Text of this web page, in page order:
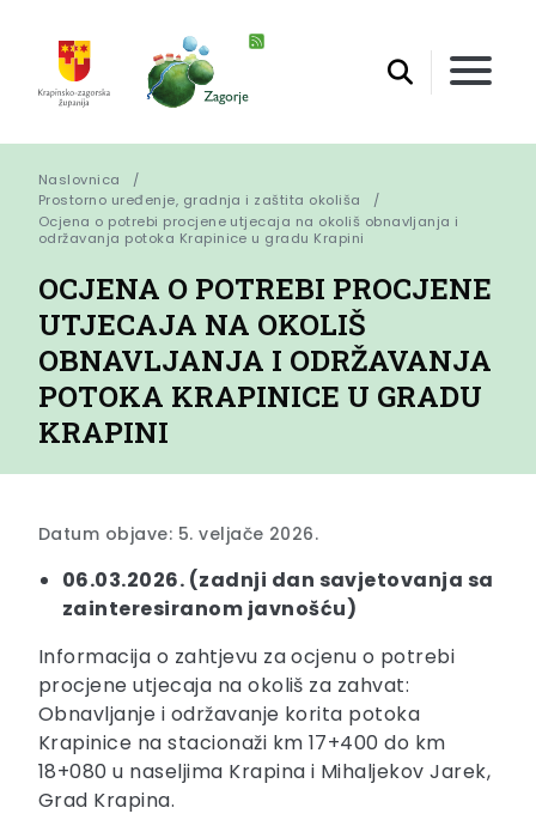
Naslovnica
Prostorno uređenje, gradnja i zaštita okoliša
Ocjena o potrebi procjene utjecaja na okoliš obnavljanja i
održavanja potoka Krapinice u gradu Krapini
OCJENA O POTREBI PROCJENE
UTJECAJA NA OKOLIŠ
OBNAVLJANJA I ODRŽAVANJA
POTOKA KRAPINICE U GRADU
KRAPINI
Datum objave: 5. veljače 2026.
06.03.2026. (zadnji dan savjetovanja sa
zainteresiranom javnošću)
Informacija o zahtjevu za ocjenu o potrebi
procjene utjecaja na okoliš za zahvat:
Obnavljanje i održavanje korita potoka
Krapinice na stacionaži km 17+400 do km
18+080 u naseljima Krapina i Mihaljekov Jarek,
Grad Krapina.